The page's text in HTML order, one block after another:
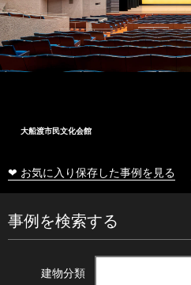
大船渡市民文化会館
❤ お気に入り保存した事例を見る
事例を検索する
建物分類